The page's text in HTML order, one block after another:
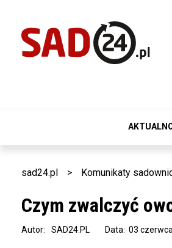
sad24.pl > Komunikaty
Czym zwalczyć
Data: 03
Autor: SAD24.PL